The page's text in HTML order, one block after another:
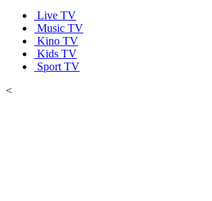
Live TV
Music TV
Kino TV
Kids TV
Sport TV
<